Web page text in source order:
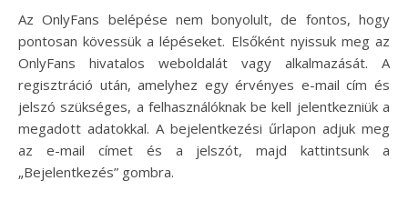
Az OnlyFans belépése nem bonyolult, de fontos, hogy
pontosan kövessük a lépéseket. Elsőként nyissuk meg az
OnlyFans hivatalos weboldalát vagy alkalmazását. A
regisztráció után, amelyhez egy érvényes e-mail cím és
jelszó szükséges, a felhasználóknak be kell jelentkezniük a
megadott adatokkal. A bejelentkezési űrlapon adjuk meg
az e-mail címet és a jelszót, majd kattintsunk a
„Bejelentkezés” gombra.